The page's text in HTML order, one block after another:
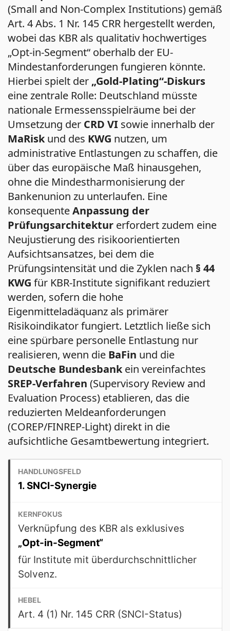
(Small and Non-Complex Institutions) gemäß
Art. 4 Abs. 1 Nr. 145 CRR hergestellt werden,
wobei das KBR als qualitativ hochwertiges
„Opt-in-Segment“ oberhalb der EU-
Mindestanforderungen fungieren könnte.
Hierbei spielt der „Gold-Plating“-Diskurs
eine zentrale Rolle: Deutschland müsste
nationale Ermessensspielräume bei der
Umsetzung der CRD VI sowie innerhalb der
MaRiskund des KWG nutzen, um
administrative Entlastungen zu schaffen, die
über das europäische Maß hinausgehen,
ohne die Mindestharmonisierung der
Bankenunion zu unterlaufen. Eine
konsequenteAnpassung der
Prüfungsarchitektur erfordert zudem eine
Neujustierung des risikoorientierten
Aufsichtsansatzes, bei dem die
Prüfungsintensität und die Zyklen nach § 44
KWG für KBR-Institute signifikant reduziert
werden, sofern die hohe
Eigenmitteladäquanz als primärer
Risikoindikator fungiert. Letztlich ließe sich
eine spürbare personelle Entlastung nur
realisieren, wenn die BaFin und die
Deutsche Bundesbankein vereinfachtes
SREP-Verfahren (Supervisory Review and
Evaluation Process) etablieren, das die
reduzierten Meldeanforderungen
(COREP/FINREP-Light) direkt in die
aufsichtliche Gesamtbewertung integriert.
1. SNCI-Synergie
Verknüpfung des KBR als exklusives
„Opt-in-Segment“
für Institute mit überdurchschnittlicher
Solvenz.
Art. 4 (1) Nr. 145 CRR (SNCI-Status)